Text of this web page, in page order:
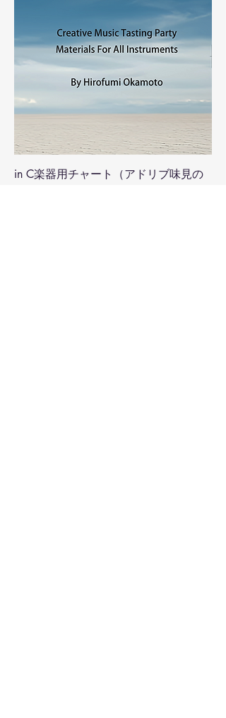
in C楽器用チャート（アドリブ味見の